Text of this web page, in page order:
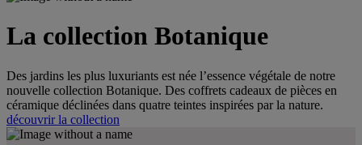
La collection Botanique
Des jardins les plus luxuriants est née l’essence végétale de notre
nouvelle collection Botanique. Des coffrets cadeaux de pièces en
céramique déclinées dans quatre teintes inspirées par la nature.
découvrir la collection